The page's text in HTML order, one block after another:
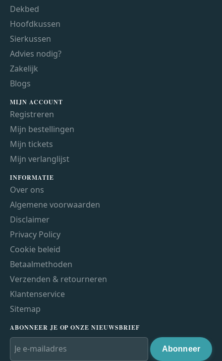
Dekbed
Hoofdkussen
Sierkussen
Advies nodig?
Zakelijk
Blogs
MIJN ACCOUNT
Registreren
Mijn bestellingen
Mijn tickets
Mijn verlanglijst
INFORMATIE
Over ons
Algemene voorwaarden
Disclaimer
Privacy Policy
Cookie beleid
Betaalmethoden
Verzenden & retourneren
Klantenservice
Sitemap
ABONNEER JE OP ONZE NIEUWSBRIEF
Abonneer